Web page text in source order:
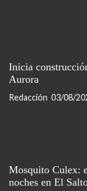
Inicia
Aurora
Redacción 03/08/
Mosquito Culex:
noches en El